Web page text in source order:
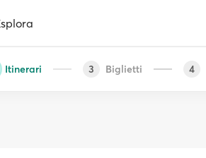
Itinerari 3 Biglietti 4